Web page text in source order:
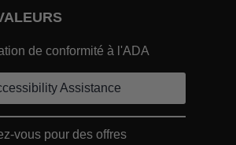
Link
de conformité à l'ADA
Assistance
vous pour des offres